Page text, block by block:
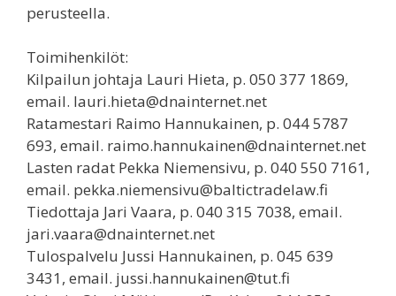
perusteella.
Toimihenkilöt:
Kilpailun johtaja Lauri Hieta, p. 050 377 1869,
email. lauri.hieta@dnainternet.net
Ratamestari Raimo Hannukainen, p. 044 5787
693, email. raimo.hannukainen@dnainternet.net
Lasten radat Pekka Niemensivu, p. 040 550 7161,
email. pekka.niemensivu@baltictradelaw.fi
Tiedottaja Jari Vaara, p. 040 315 7038, email.
jari.vaara@dnainternet.net
Tulospalvelu Jussi Hannukainen, p. 045 639
3431, email. jussi.hannukainen@tut.fi